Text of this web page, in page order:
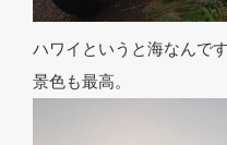
ハワイというと海なんで
景色も最高。